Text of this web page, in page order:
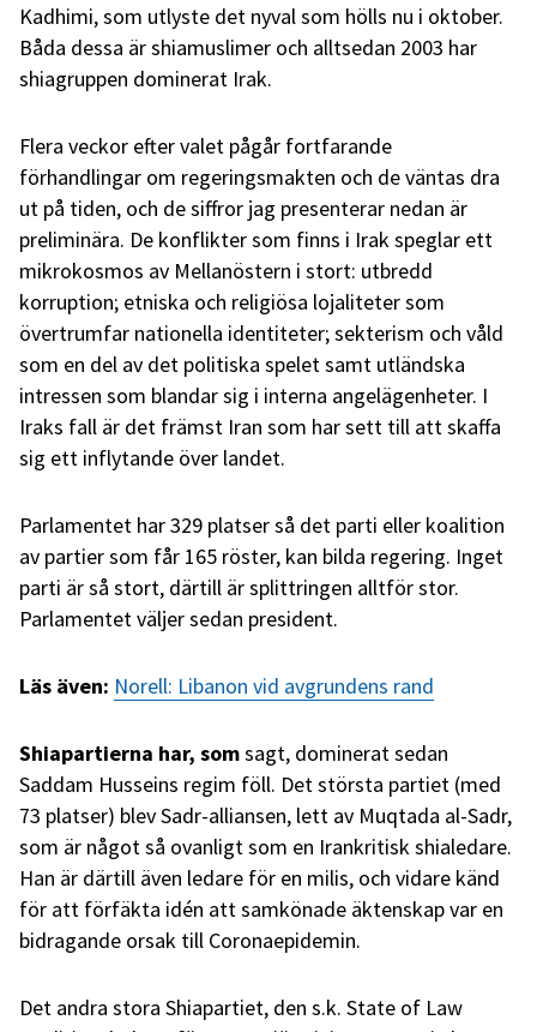
Kadhimi, som utlyste det nyval som hölls nu i oktober.
Båda dessa är shiamuslimer och alltsedan 2003 har
shiagruppen dominerat Irak.
Flera veckor efter valet pågår fortfarande
förhandlingar om regeringsmakten och de väntas dra
ut på tiden, och de siffror jag presenterar nedan är
preliminära. De konflikter som finns i Irak speglar ett
mikrokosmos av Mellanöstern i stort: utbredd
korruption; etniska och religiösa lojaliteter som
övertrumfar nationella identiteter; sekterism och våld
som en del av det politiska spelet samt utländska
intressen som blandar sig i interna angelägenheter. I
Iraks fall är det främst Iran som har sett till att skaffa
sig ett inflytande över landet.
Parlamentet har 329 platser så det parti eller koalition
av partier som får 165 röster, kan bilda regering. Inget
parti är så stort, därtill är splittringen alltför stor.
Parlamentet väljer sedan president.
Läs även: Norell: Libanon vid avgrundens rand
Shiapartierna har, somsagt, dominerat sedan
Saddam Husseins regim föll. Det största partiet (med
73 platser) blev Sadr-alliansen, lett av Muqtada al-Sadr,
som är något så ovanligt som en Irankritisk shialedare.
Han är därtill även ledare för en milis, och vidare känd
för att förfäkta idén att samkönade äktenskap var en
bidragande orsak till Coronaepidemin.
Det andra stora Shiapartiet, den s.k. State of Law